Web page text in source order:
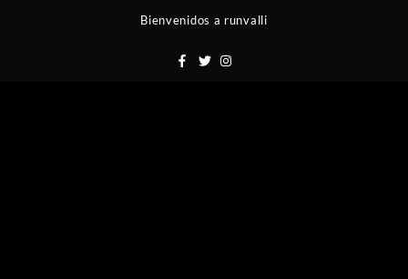
Bienvenidos a runvalli